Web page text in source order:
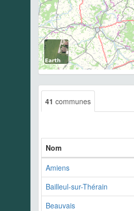
41 communes
Nom
Amiens
Bailleul-sur-Thérain
Beauvais